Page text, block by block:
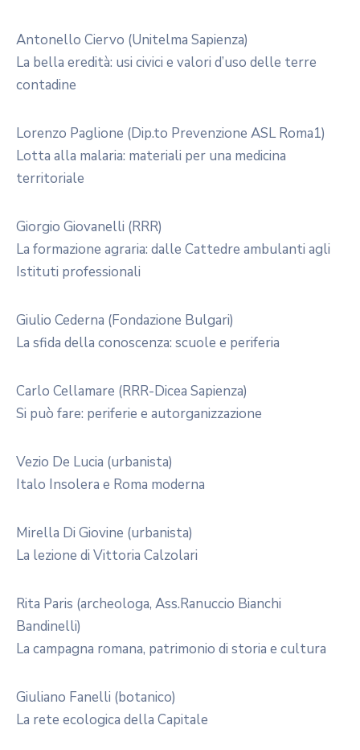
Antonello Ciervo (Unitelma Sapienza)
La bella eredità: usi civici e valori d’uso delle terre
contadine
Lorenzo Paglione (Dip.to Prevenzione ASL Roma1)
Lotta alla malaria: materiali per una medicina
territoriale
Giorgio Giovanelli (RRR)
La formazione agraria: dalle Cattedre ambulanti agli
Istituti professionali
Giulio Cederna (Fondazione Bulgari)
La sfida della conoscenza: scuole e periferia
Carlo Cellamare (RRR-Dicea Sapienza)
Si può fare: periferie e autorganizzazione
Vezio De Lucia (urbanista)
Italo Insolera e Roma moderna
Mirella Di Giovine (urbanista)
La lezione di Vittoria Calzolari
Rita Paris (archeologa, Ass.Ranuccio Bianchi
Bandinelli)
La campagna romana, patrimonio di storia e cultura
Giuliano Fanelli (botanico)
La rete ecologica della Capitale